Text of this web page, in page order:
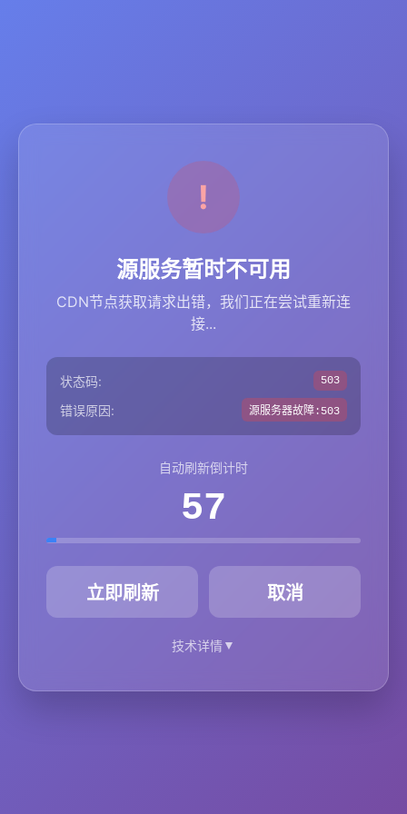
源服务暂时不可用
CDN节点获取请求出错，我们正在尝试重新连
接...
状态码: 503
错误原因: 源服务器故障:503
自动刷新倒计时
57
立即刷新 取消
技术详情▼